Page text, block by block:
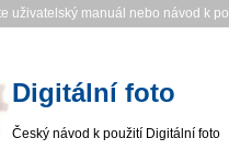
uživatelský manuál nebo návod k
Digitální foto
Český návod k použití Digitální foto